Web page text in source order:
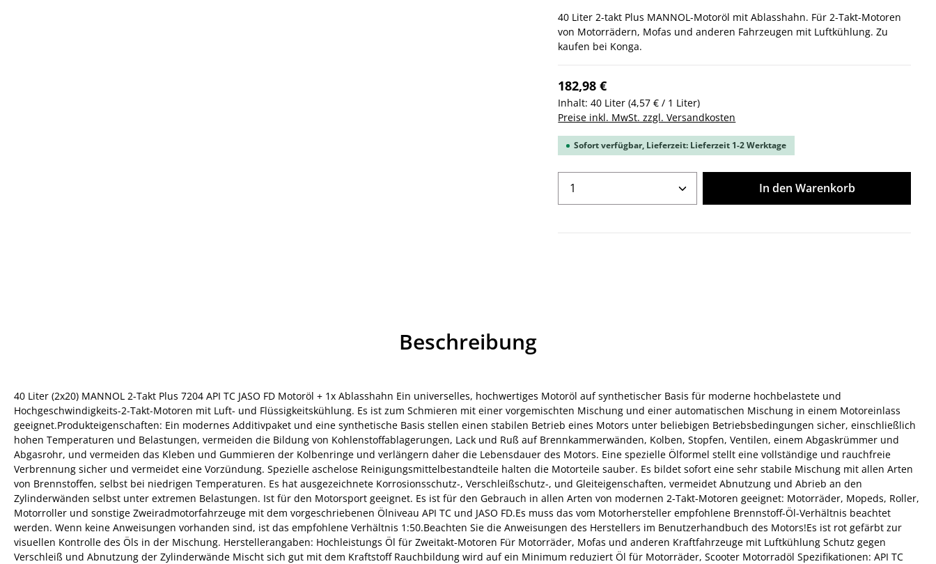
40 Liter 2-takt Plus MANNOL-Motoröl mit Ablasshahn. Für 2-Takt-Motoren
von Motorrädern, Mofas und anderen Fahrzeugen mit Luftkühlung. Zu
kaufen bei Konga.
182,98 €
Inhalt:40 Liter(4,57 € / 1 Liter)
Preise inkl. MwSt. zzgl. Versandkosten
Sofort verfügbar, Lieferzeit: Lieferzeit 1-2 Werktage
Produkt Anzahl: Gib den gewünschten Wert
In den Warenkorb
Beschreibung
40 Liter (2x20) MANNOL 2-Takt Plus 7204 API TC JASO FD Motoröl + 1x Ablasshahn Ein universelles, hochwertiges Motoröl auf synthetischer Basis für moderne hochbelastete und
Hochgeschwindigkeits-2-Takt-Motoren mit Luft- und Flüssigkeitskühlung. Es ist zum Schmieren mit einer vorgemischten Mischung und einer automatischen Mischung in einem Motoreinlass
geeignet.Produkteigenschaften: Ein modernes Additivpaket und eine synthetische Basis stellen einen stabilen Betrieb eines Motors unter beliebigen Betriebsbedingungen sicher, einschließlich
hohen Temperaturen und Belastungen, vermeiden die Bildung von Kohlenstoffablagerungen, Lack und Ruß auf Brennkammerwänden, Kolben, Stopfen, Ventilen, einem Abgaskrümmer und
Abgasrohr, und vermeiden das Kleben und Gummieren der Kolbenringe und verlängern daher die Lebensdauer des Motors. Eine spezielle Ölformel stellt eine vollständige und rauchfreie
Verbrennung sicher und vermeidet eine Vorzündung. Spezielle aschelose Reinigungsmittelbestandteile halten die Motorteile sauber. Es bildet sofort eine sehr stabile Mischung mit allen Arten
von Brennstoffen, selbst bei niedrigen Temperaturen. Es hat ausgezeichnete Korrosionsschutz-, Verschleißschutz-, und Gleiteigenschaften, vermeidet Abnutzung und Abrieb an den
Zylinderwänden selbst unter extremen Belastungen. Ist für den Motorsport geeignet. Es ist für den Gebrauch in allen Arten von modernen 2-Takt-Motoren geeignet: Motorräder, Mopeds, Roller,
Motorroller und sonstige Zweiradmotorfahrzeuge mit dem vorgeschriebenen Ölniveau API TC und JASO FD.Es muss das vom Motorhersteller empfohlene Brennstoff-Öl-Verhältnis beachtet
werden. Wenn keine Anweisungen vorhanden sind, ist das empfohlene Verhältnis 1:50.Beachten Sie die Anweisungen des Herstellers im Benutzerhandbuch des Motors!Es ist rot gefärbt zur
visuellen Kontrolle des Öls in der Mischung. Herstellerangaben: Hochleistungs Öl für Zweitakt-Motoren Für Motorräder, Mofas und anderen Kraftfahrzeuge mit Luftkühlung Schutz gegen
Verschleiß und Abnutzung der Zylinderwände Mischt sich gut mit dem Kraftstoff Rauchbildung wird auf ein Minimum reduziert Öl für Motorräder, Scooter Motorradöl Spezifikationen: API TC